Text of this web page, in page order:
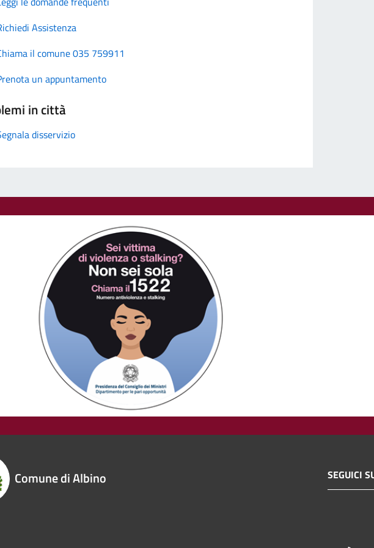
Assistenza
il comune 035 759911
un appuntamento
in città
disservizio
Comune di Albino SEGUICI